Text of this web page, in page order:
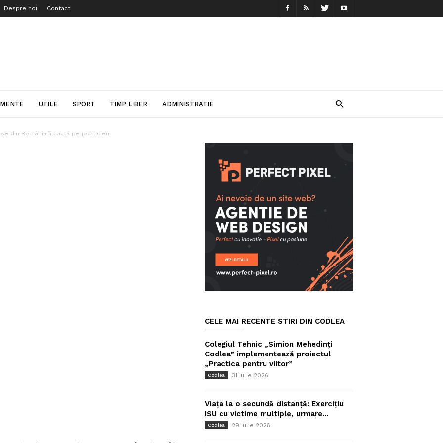
Despre noi Contact
UTILE SPORT TIMP LIBER ADMINISTRATIE
din România îi caută pe politicieni
CELE MAI RECENTE STIRI DIN CODLEA
Colegiul Tehnic „Simion Mehedinți
Codlea” implementează proiectul
„Practica pentru viitor”
Codlea 31 iulie 2026
Viața la o secundă distanță: Exercițiu
ISU cu victime multiple, urmare...
Codlea 29 iulie 2026